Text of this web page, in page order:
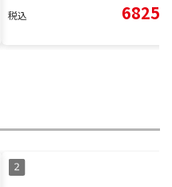
税込 6825